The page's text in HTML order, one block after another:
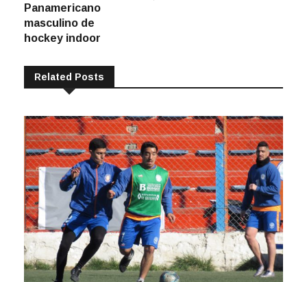
Panamericano
masculino de
hockey indoor
Related Posts